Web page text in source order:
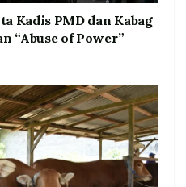
Kadis PMD dan Kabag
“Abuse of Power”